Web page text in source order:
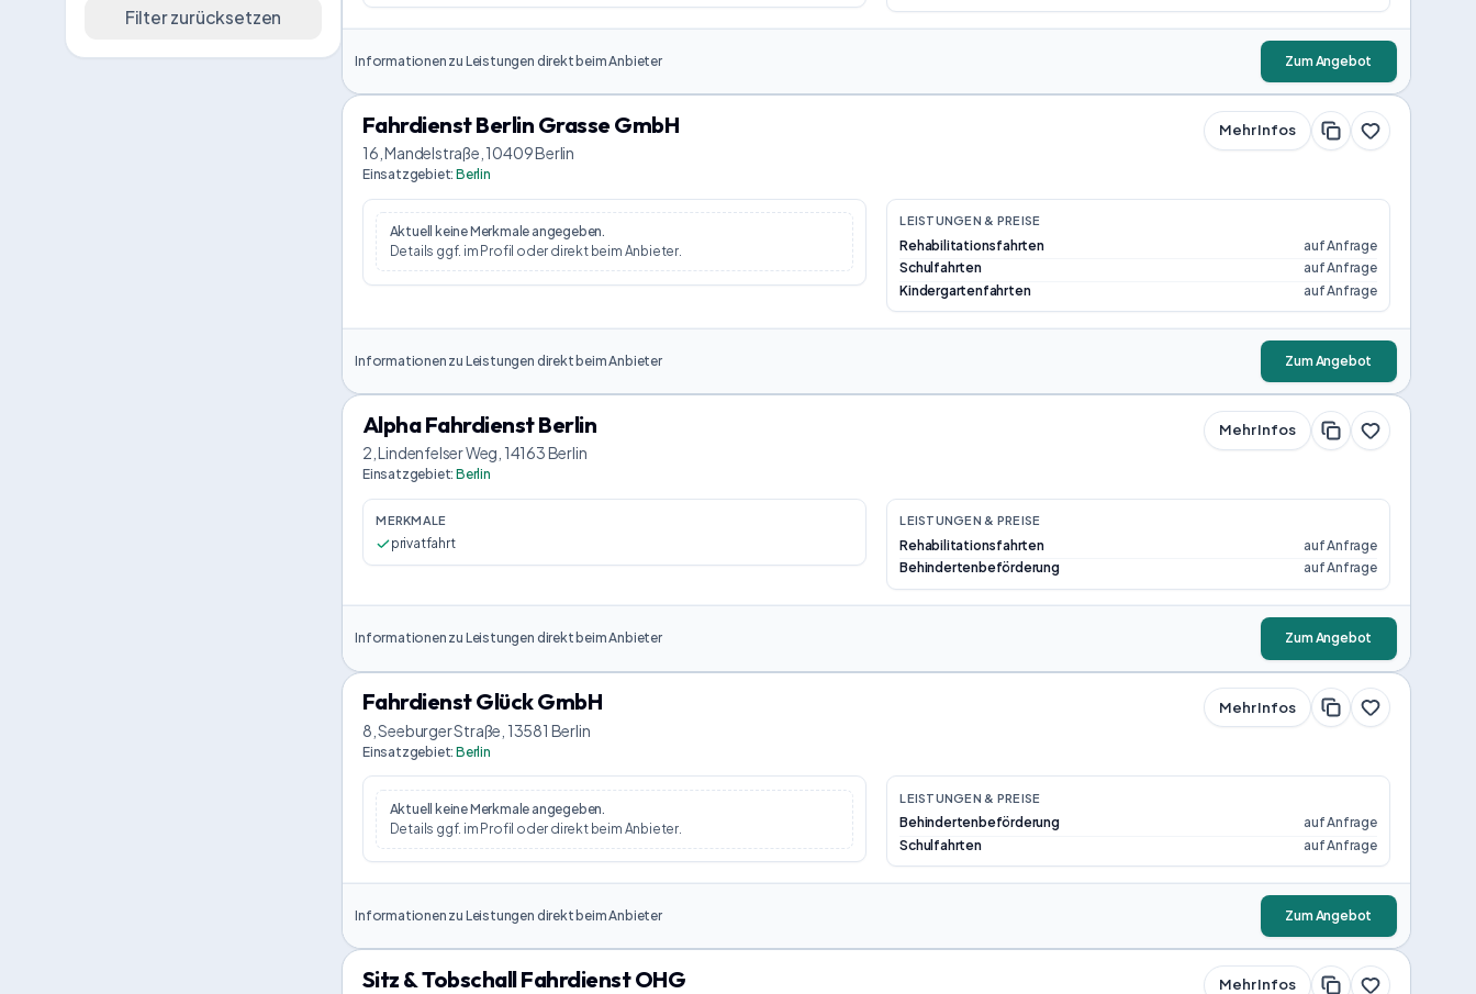
Filter zurücksetzen
Informationen zu Leistungen direkt beim Anbieter Zum Angebot
Fahrdienst Berlin Grasse GmbH
16, Mandelstraße, 10409 Berlin
Einsatzgebiet:Berlin
Mehr Infos
Aktuell keine Merkmale angegeben.
Details ggf. im Profil oder direkt beim Anbieter.
LEISTUNGEN & PREISE
Rehabilitationsfahrten
auf Anfrage
Schulfahrten
auf Anfrage
Kindergartenfahrten
auf Anfrage
Informationen zu Leistungen direkt beim Anbieter Zum Angebot
Alpha Fahrdienst Berlin
2, Lindenfelser Weg, 14163 Berlin
Einsatzgebiet:Berlin
Mehr Infos
MERKMALE
privatfahrt
LEISTUNGEN & PREISE
Rehabilitationsfahrten
auf Anfrage
Behindertenbeförderung
auf Anfrage
Informationen zu Leistungen direkt beim Anbieter Zum Angebot
Fahrdienst Glück GmbH
8, Seeburger Straße, 13581 Berlin
Einsatzgebiet:Berlin
Mehr Infos
Aktuell keine Merkmale angegeben.
Details ggf. im Profil oder direkt beim Anbieter.
LEISTUNGEN & PREISE
Behindertenbeförderung
auf Anfrage
Schulfahrten
auf Anfrage
Informationen zu Leistungen direkt beim Anbieter Zum Angebot
Sitz & Tobschall Fahrdienst OHG Mehr Infos